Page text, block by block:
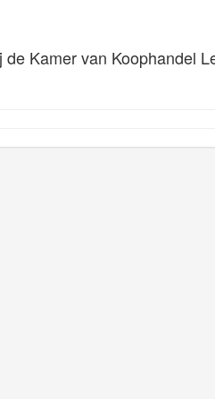
Kamer van Koophandel